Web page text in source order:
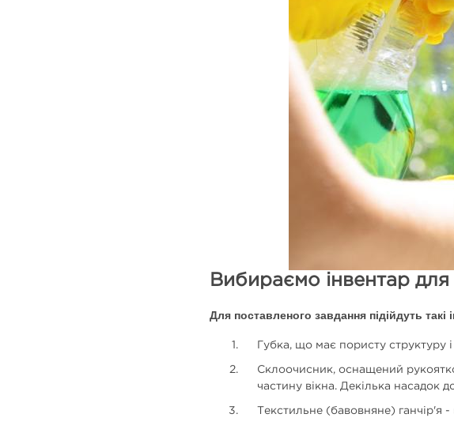
Вибираємо інвентар для
Для поставленого завдання підійдуть такі
Губка, що має пористу структуру
Склоочисник, оснащений
частину вікна. Декілька насадок
Текстильне (бавовняне) ганчір'я -